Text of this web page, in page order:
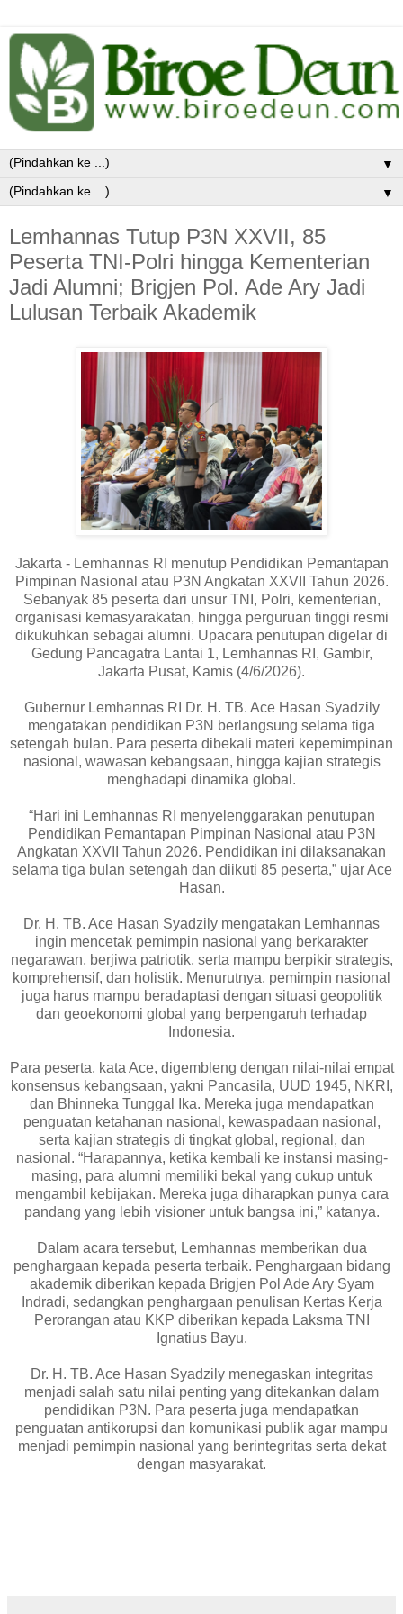
▼
▼
Lemhannas Tutup P3N XXVII, 85
Peserta TNI-Polri hingga Kementerian
Jadi Alumni; Brigjen Pol. Ade Ary Jadi
Lulusan Terbaik Akademik
Jakarta - Lemhannas RI menutup Pendidikan Pemantapan
Pimpinan Nasional atau P3N Angkatan XXVII Tahun 2026.
Sebanyak 85 peserta dari unsur TNI, Polri, kementerian,
organisasi kemasyarakatan, hingga perguruan tinggi resmi
dikukuhkan sebagai alumni. Upacara penutupan digelar di
Gedung Pancagatra Lantai 1, Lemhannas RI, Gambir,
Jakarta Pusat, Kamis (4/6/2026).
Gubernur Lemhannas RI Dr. H. TB. Ace Hasan Syadzily
mengatakan pendidikan P3N berlangsung selama tiga
setengah bulan. Para peserta dibekali materi kepemimpinan
nasional, wawasan kebangsaan, hingga kajian strategis
menghadapi dinamika global.
“Hari ini Lemhannas RI menyelenggarakan penutupan
Pendidikan Pemantapan Pimpinan Nasional atau P3N
Angkatan XXVII Tahun 2026. Pendidikan ini dilaksanakan
selama tiga bulan setengah dan diikuti 85 peserta,” ujar Ace
Hasan.
Dr. H. TB. Ace Hasan Syadzily mengatakan Lemhannas
ingin mencetak pemimpin nasional yang berkarakter
negarawan, berjiwa patriotik, serta mampu berpikir strategis,
komprehensif, dan holistik. Menurutnya, pemimpin nasional
juga harus mampu beradaptasi dengan situasi geopolitik
dan geoekonomi global yang berpengaruh terhadap
Indonesia.
Para peserta, kata Ace, digembleng dengan nilai-nilai empat
konsensus kebangsaan, yakni Pancasila, UUD 1945, NKRI,
dan Bhinneka Tunggal Ika. Mereka juga mendapatkan
penguatan ketahanan nasional, kewaspadaan nasional,
serta kajian strategis di tingkat global, regional, dan
nasional. “Harapannya, ketika kembali ke instansi masing-
masing, para alumni memiliki bekal yang cukup untuk
mengambil kebijakan. Mereka juga diharapkan punya cara
pandang yang lebih visioner untuk bangsa ini,” katanya.
Dalam acara tersebut, Lemhannas memberikan dua
penghargaan kepada peserta terbaik. Penghargaan bidang
akademik diberikan kepada Brigjen Pol Ade Ary Syam
Indradi, sedangkan penghargaan penulisan Kertas Kerja
Perorangan atau KKP diberikan kepada Laksma TNI
Ignatius Bayu.
Dr. H. TB. Ace Hasan Syadzily menegaskan integritas
menjadi salah satu nilai penting yang ditekankan dalam
pendidikan P3N. Para peserta juga mendapatkan
penguatan antikorupsi dan komunikasi publik agar mampu
menjadi pemimpin nasional yang berintegritas serta dekat
dengan masyarakat.